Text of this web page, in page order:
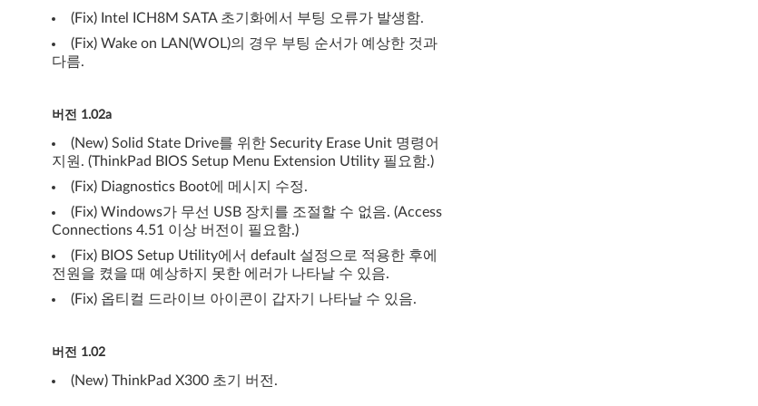
(Fix) Intel ICH8M SATA 초기화에서 부팅 오류가 발생함.
(Fix) Wake on LAN(WOL)의 경우 부팅 순서가 예상한 것과
다름.
버전 1.02a
(New) Solid State Drive를 위한 Security Erase Unit 명령어
지원. (ThinkPad BIOS Setup Menu Extension Utility 필요함.)
(Fix) Diagnostics Boot에 메시지 수정.
(Fix) Windows가 무선 USB 장치를 조절할 수 없음. (Access
Connections 4.51 이상 버전이 필요함.)
(Fix) BIOS Setup Utility에서 default 설정으로 적용한 후에
전원을 켰을 때 예상하지 못한 에러가 나타날 수 있음.
(Fix) 옵티컬 드라이브 아이콘이 갑자기 나타날 수 있음.
버전 1.02
(New) ThinkPad X300 초기 버전.